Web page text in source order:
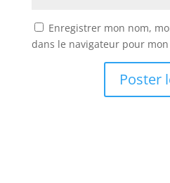
Enregistrer mon nom,
dans le navigateur pour